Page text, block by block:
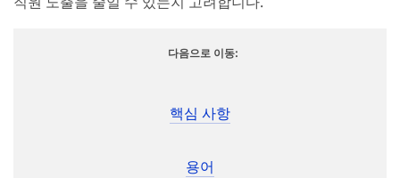
소음 제어
직원 노출을 줄일 수 있는지 고려합니다.
다음으로 이동: